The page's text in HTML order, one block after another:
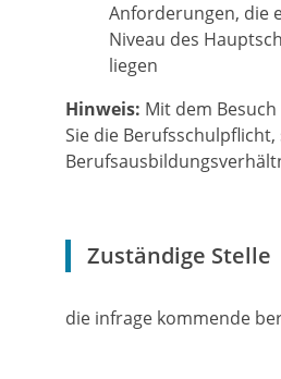
Anforderungen, die
Niveau des
liegen
Hinweis: Mit dem Besuch
Sie die Berufsschulpflicht,
Zuständige Stelle
die infrage kommende